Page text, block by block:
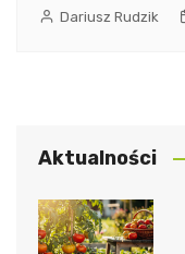
Dariusz Rudzik
Aktualności